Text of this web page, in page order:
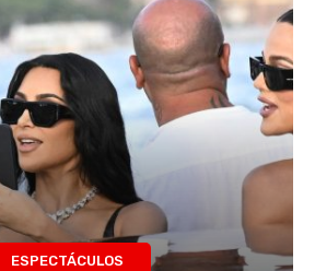
ESPECTÁCULOS